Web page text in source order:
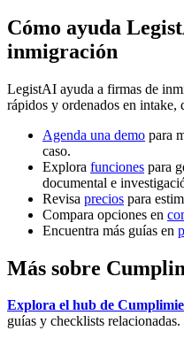
Cómo ayuda
inmigración
LegistAI ayuda a firmas de
rápidos y ordenados en intake,
Agenda una demo para
caso.
Explora funciones para
documental e
Revisa precios para
Compara opciones en
Encuentra más guías en
Más sobre
Explora el hub de
guías y checklists relacionadas.